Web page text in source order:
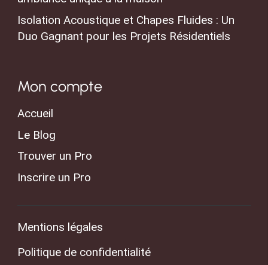
Isolation Acoustique et Chapes Fluides : Un
Duo Gagnant pour les Projets Résidentiels
Mon compte
Accueil
Le Blog
Trouver un Pro
Inscrire un Pro
Mentions légales
Politique de confidentialité